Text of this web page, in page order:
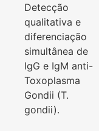
Detecção
qualitativa e
diferenciação
simultânea de
IgG e IgM anti-
Toxoplasma
Gondii (T.
gondii).